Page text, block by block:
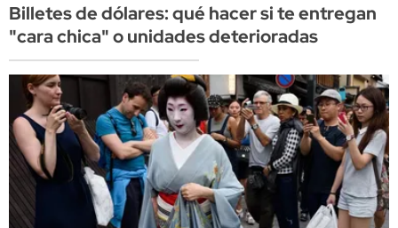
Billetes de dólares: qué hacer si te entregan
"cara chica" o unidades deterioradas